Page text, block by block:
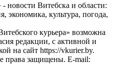
новости Витебска и области:
экономика, культура, погода,
курьера» возможна
редакции, с активной и
на сайт https://vkurier.by.
права защищены. E-mail: